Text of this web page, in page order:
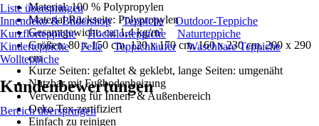
Material: 100 % Polypropylen
Material Rückseite: Polypropylen
Gesamtgewicht: ca. 1,4 kg/m²
Größen: 80 x 150 cm, 120 x 170 cm, 160 x 230 cm, 200 x 290
cm
Kurze Seiten: gefaltet & geklebt, lange Seiten: umgenäht
Nutzbar mit Fußbodenheizung
Verwendung für Innen- & Außenbereich
Oeko Tex-zertifiziert
Einfach zu reinigen
Liste überspringen
Innendeko & Bildershop
Teppiche
Outdoor-Teppiche
Kurzflorteppiche
Hochflorteppiche
Naturteppiche
Kinderteppiche
Felle Teppichläufer
Waschbare Teppiche
Wollteppiche
Kundenbewertungen
Bereich überspringen